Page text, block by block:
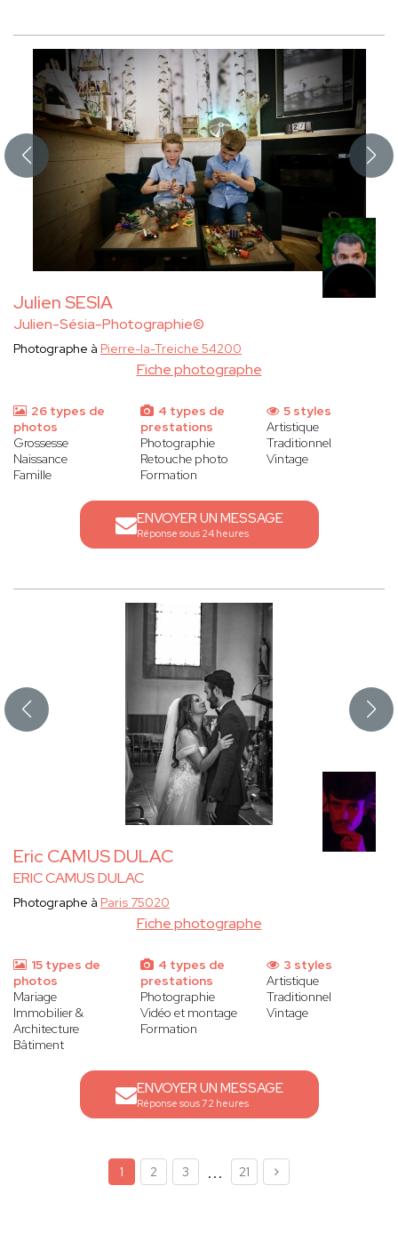
Julien SESIA
Julien-Sésia-Photographie©
Fiche photographe
Photographe à Pierre-la-Treiche 54200
26 types de
photos
Grossesse
Naissance
Famille
4 types de
prestations
Photographie
Retouche photo
Formation
5 styles
Artistique
Traditionnel
Vintage
ENVOYER UN MESSAGE
Réponse sous 24 heures
Eric CAMUS DULAC
ERIC CAMUS DULAC
Fiche photographe
Photographe à Paris 75020
15 types de
photos
Mariage
Immobilier &
Architecture
Bâtiment
4 types de
prestations
Photographie
Vidéo et montage
Formation
3 styles
Artistique
Traditionnel
Vintage
ENVOYER UN MESSAGE
Réponse sous 72 heures
1 2 3 ... 21